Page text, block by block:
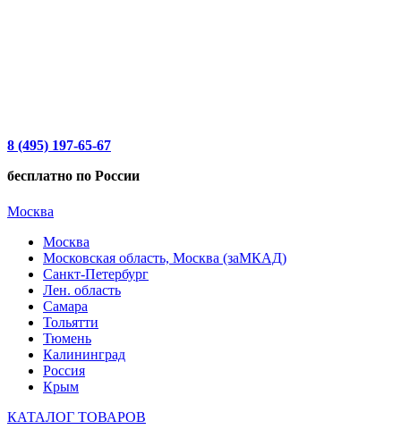
8 (495) 197-65-67
бесплатно по России
Москва
Москва
Московская область, Москва (заМКАД)
Санкт-Петербург
Лен. область
Самара
Тольятти
Тюмень
Калининград
Россия
Крым
КАТАЛОГ ТОВАРОВ